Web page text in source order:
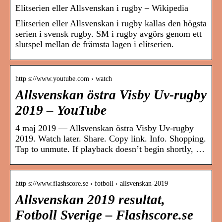
Elitserien eller Allsvenskan i rugby – Wikipedia
Elitserien eller Allsvenskan i rugby kallas den högsta
serien i svensk rugby. SM i rugby avgörs genom ett
slutspel mellan de främsta lagen i elitserien.
http s://www.youtube.com › watch
Allsvenskan östra Visby Uv-rugby
2019 – YouTube
4 maj 2019 — Allsvenskan östra Visby Uv-rugby
2019. Watch later. Share. Copy link. Info. Shopping.
Tap to unmute. If playback doesn’t begin shortly, …
http s://www.flashscore.se › fotboll › allsvenskan-2019
Allsvenskan 2019 resultat,
Fotboll Sverige – Flashscore.se